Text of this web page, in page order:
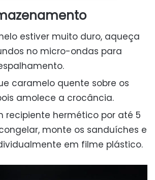
estiver muito duro, aqueça
no micro-ondas para
caramelo quente sobre os
amolece a crocância.
recipiente hermético por até 5
monte os sanduíches e
em filme plástico.